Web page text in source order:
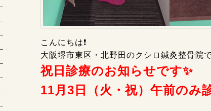
こんにちは❗
大阪堺市東区・北野田のクシロ鍼灸整骨院
祝日診療のお知らせです✨
11月3日（火・祝）午前のみ